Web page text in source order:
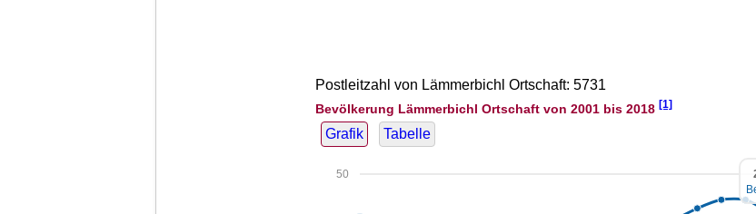
Postleitzahl von Lämmerbichl Ortschaft: 5731
Bevölkerung Lämmerbichl Ortschaft von 2001 bis 2018 [1]
Grafik Tabelle
50